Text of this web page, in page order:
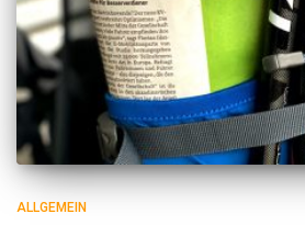
ALLGEMEIN